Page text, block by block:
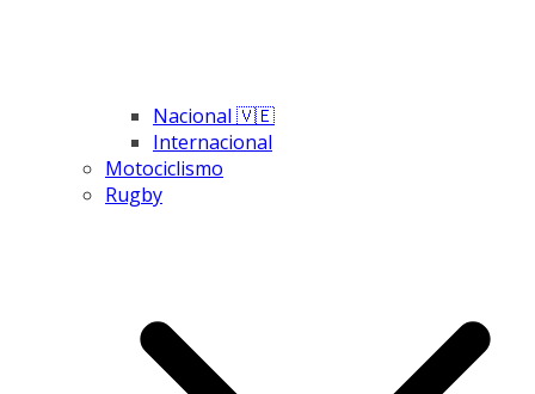
Nacional 🇻🇪
Internacional
Motociclismo
Rugby